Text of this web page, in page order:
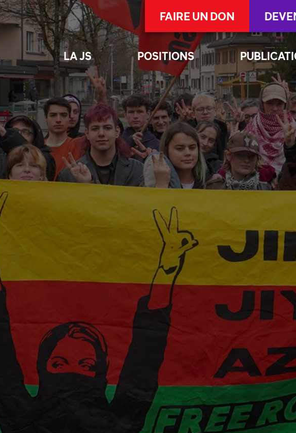
LA JS POSITIONS
FAIRE UN DON